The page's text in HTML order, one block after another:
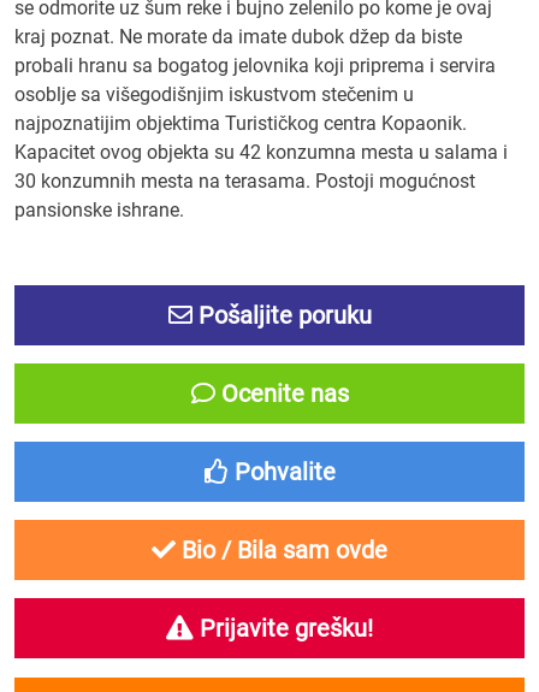
se odmorite uz šum reke i bujno zelenilo po kome je ovaj
kraj poznat. Ne morate da imate dubok džep da biste
probali hranu sa bogatog jelovnika koji priprema i servira
osoblje sa višegodišnjim iskustvom stečenim u
najpoznatijim objektima Turističkog centra Kopaonik.
Kapacitet ovog objekta su 42 konzumna mesta u salama i
30 konzumnih mesta na terasama. Postoji mogućnost
pansionske ishrane.
Pošaljite poruku
Ocenite nas
Pohvalite
Bio / Bila sam ovde
Prijavite grešku!